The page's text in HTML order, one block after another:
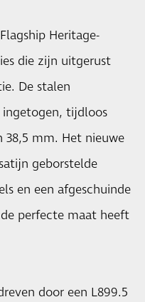
Heritage-
die zijn uitgerust
De stalen
ingetogen, tijdloos
38,5 mm. Het nieuwe
geborstelde
en een afgeschuinde
perfecte maat heeft
door een L899.5